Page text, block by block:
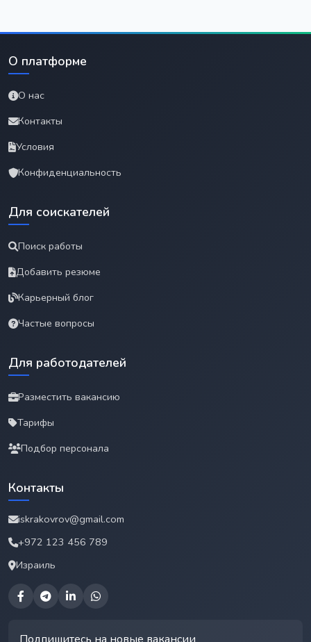
О платформе
О нас
Контакты
Условия
Конфиденциальность
Для соискателей
Поиск работы
Добавить резюме
Карьерный блог
Частые вопросы
Для работодателей
Разместить вакансию
Тарифы
Подбор персонала
Контакты
iskrakovrov@gmail.com
+972 123 456 789
Израиль